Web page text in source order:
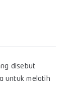
disebut
untuk melatih